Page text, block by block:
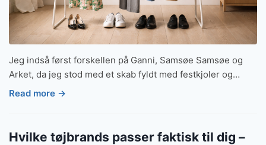
Jeg indså først forskellen på Ganni, Samsøe Samsøe og
Arket, da jeg stod med et skab fyldt med festkjoler og…
Read more →
Hvilke tøjbrands passer faktisk til dig –